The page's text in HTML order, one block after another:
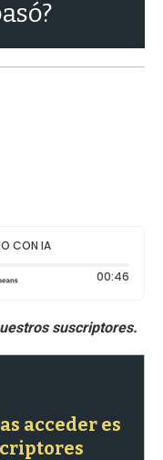
CON IA
0 segundos 00:46
acceder es